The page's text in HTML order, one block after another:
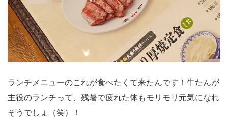
ランチメニューのこれが食べたくて来たんです！牛たんが
主役のランチって、残暑で疲れた体もモリモリ元気になれ
そうでしょ（笑）！